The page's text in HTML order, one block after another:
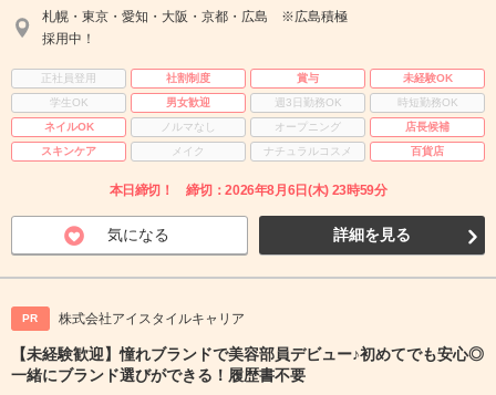
札幌・東京・愛知・大阪・京都・広島 ※広島積極
採用中！
正社員登用 社割制度 賞与
未経験OK
学生OK
男女歓迎 週3日勤務OK
時短勤務OK
ネイルOK
ノルマなし オープニング
店長候補
スキンケア
メイク ナチュラルコスメ 百貨店
本日締切！ 締切：2026年8月6日(木) 23時59分
気になる 詳細を見る
PR 株式会社アイスタイルキャリア
【未経験歓迎】憧れブランドで美容部員デビュー♪初めてでも安心◎
一緒にブランド選びができる！履歴書不要